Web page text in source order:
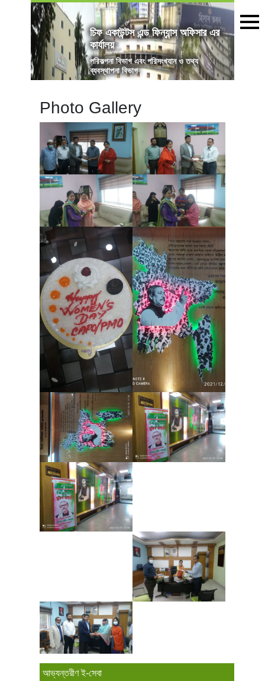
চিফ একাউন্টস এন্ড ফিন্যান্স অফিসার এর
কার্যালয়
পরিকল্পনা বিভাগ এবং পরিসংখ্যান ও তথ্য
ব্যবস্থাপনা বিভাগ
Photo Gallery
আভ্যন্তরীণ ই-সেবা